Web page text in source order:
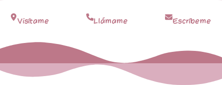
Visítame Llámame Escríbeme